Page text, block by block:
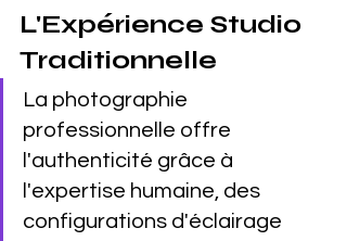
L'Expérience Studio
Traditionnelle
La photographie
professionnelle offre
l'authenticité grâce à
l'expertise humaine, des
configurations d'éclairage